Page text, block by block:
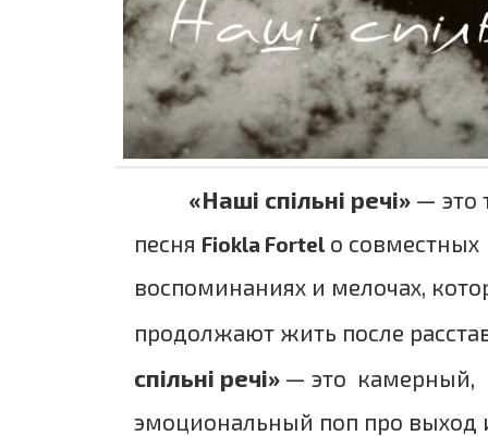
«Наші спільні речі» — это
песня Fiokla Fortel о совместных
воспоминаниях и мелочах,
продолжают жить после
спільні речі» — это камерный,
эмоциональный поп про выход